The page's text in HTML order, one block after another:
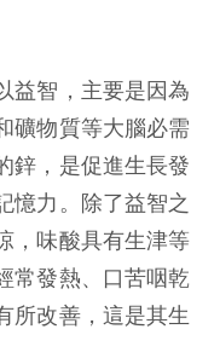
智，主要是因為
礦物質等大腦必需
鋅，是促進生長發
憶力。除了益智之
，味酸具有生津等
常發熱、口苦咽乾
所改善，這是其生